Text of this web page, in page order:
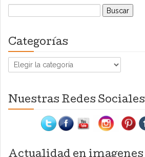
Buscar:
Categorías
Categorías
Nuestras Redes Sociales